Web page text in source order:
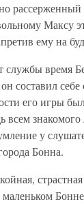
Максу
ему на
службы время
составил
его игры
всем
у
Бонна.